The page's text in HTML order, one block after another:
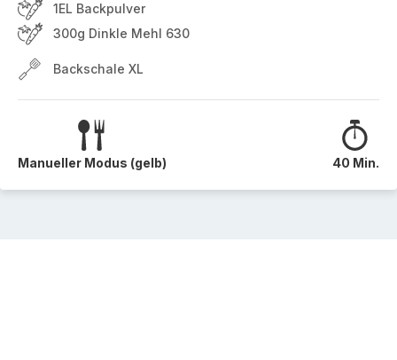
1EL Backpulver
300g Dinkle Mehl 630
Backschale XL
Manueller Modus (gelb) 40 Min.